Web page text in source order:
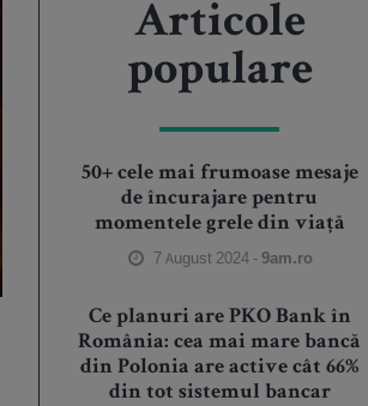
Articole
populare
50+ cele mai frumoase mesaje
de încurajare pentru
momentele grele din viață
7 August 2024 -9am.ro
Ce planuri are PKO Bank în
România: cea mai mare bancă
din Polonia are active cât 66%
din tot sistemul bancar